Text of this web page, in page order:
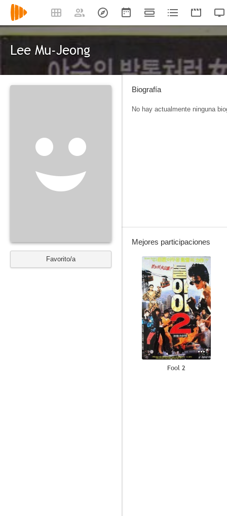
Lee Mu-Jeong
Favorito/a
Biografía
No hay actualmente ninguna
Mejores participaciones
--
Fool 2